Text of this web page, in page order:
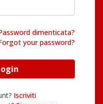
dimenticata?
your password?
/ Login
Iscriviti